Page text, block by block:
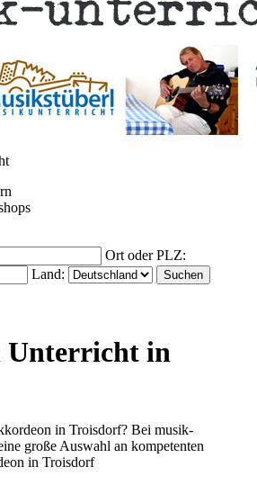
Ort oder PLZ:
Land:
Unterricht in
in Troisdorf? Bei musik-
große Auswahl an kompetenten
in Troisdorf